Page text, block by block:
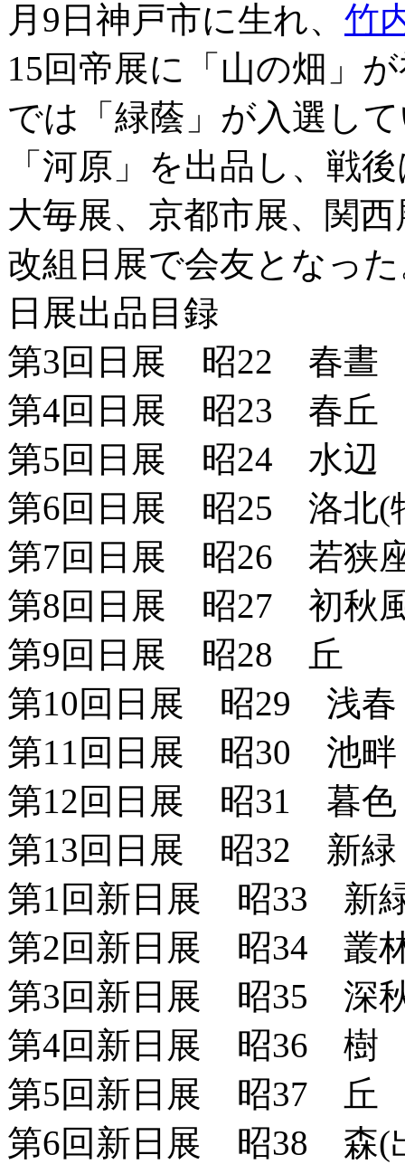
月9日神戸市に生れ、 竹
15回帝展に「山の畑」
では「緑蔭」が入選し
「河原」を出品し、戦
大毎展、京都市展、関
改組日展で会友となっ
日展出品目録
第3回日展 昭22 春晝
第4回日展 昭23 春丘
第5回日展 昭24 水辺
第6回日展 昭25 洛北(
第7回日展 昭26 若狭
第8回日展 昭27 初秋
第9回日展 昭28 丘
第10回日展 昭29 浅春
第11回日展 昭30 池畔
第12回日展 昭31 暮色
第13回日展 昭32 新緑
第1回新日展 昭33 新
第2回新日展 昭34 叢
第3回新日展 昭35 深
第4回新日展 昭36 樹
第5回新日展 昭37 丘
第6回新日展 昭38 森(